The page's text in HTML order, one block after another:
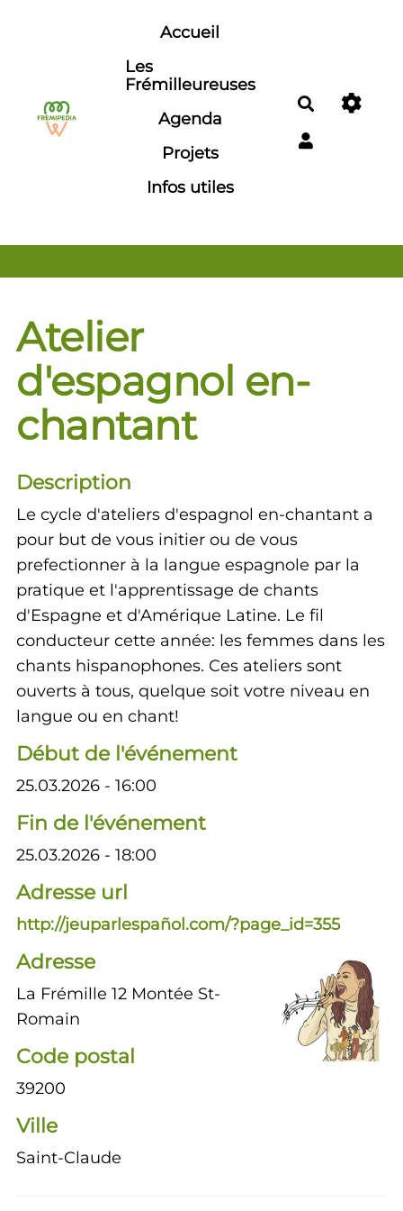
Aller au contenu principal
Accueil
Les
Frémilleureuses
Agenda
Projets
Infos utiles
Rechercher
Atelier
d'espagnol en-
chantant
Description
Le cycle d'ateliers d'espagnol en-chantant a
pour but de vous initier ou de vous
prefectionner à la langue espagnole par la
pratique et l'apprentissage de chants
d'Espagne et d'Amérique Latine. Le fil
conducteur cette année: les femmes dans les
chants hispanophones. Ces ateliers sont
ouverts à tous, quelque soit votre niveau en
langue ou en chant!
Début de l'événement
25.03.2026 - 16:00
Fin de l'événement
25.03.2026 - 18:00
Adresse url
http://jeuparlespañol.com/?page_id=355
Adresse
La Frémille 12 Montée St-
Romain
Code postal
39200
Ville
Saint-Claude